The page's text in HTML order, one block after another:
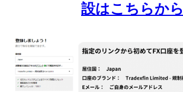
設はこちらから